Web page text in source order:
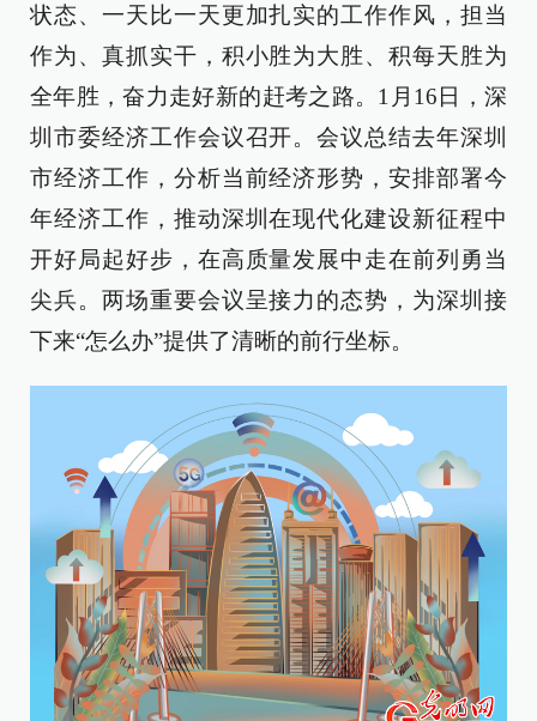
状态、一天比一天更加扎实的工作作风，担当
作为、真抓实干，积小胜为大胜、积每天胜为
全年胜，奋力走好新的赶考之路。1月16日，深
圳市委经济工作会议召开。会议总结去年深圳
市经济工作，分析当前经济形势，安排部署今
年经济工作，推动深圳在现代化建设新征程中
开好局起好步，在高质量发展中走在前列勇当
尖兵。两场重要会议呈接力的态势，为深圳接
下来“怎么办”提供了清晰的前行坐标。